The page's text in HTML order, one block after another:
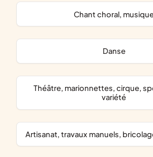
chant choral,
danse
théâtre, marionnettes, cirque, spectacles de
variété
artisanat, travaux manuels,